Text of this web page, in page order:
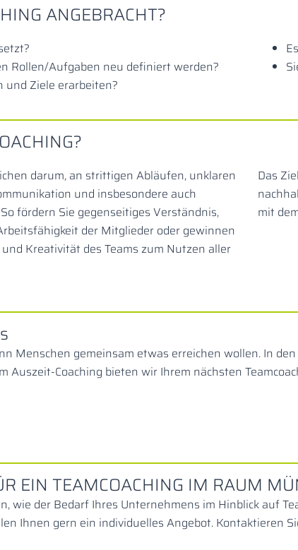
ANGEBRACHT?
Rollen/Aufgaben neu definiert werden?
und Ziele erarbeiten?
darum, an strittigen Abläufen, unklaren
und insbesondere auch
fördern Sie gegenseitiges Verständnis,
der Mitglieder oder gewinnen
Kreativität des Teams zum Nutzen aller
Das
mit
Menschen gemeinsam etwas erreichen wollen. In
Auszeit-Coaching bieten wir Ihrem nächsten
EIN TEAMCOACHING IM RAUM
wie der Bedarf Ihres Unternehmens im Hinblick auf
Ihnen gern ein individuelles Angebot. Kontaktieren